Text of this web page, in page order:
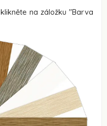
klikněte na záložku"Barva